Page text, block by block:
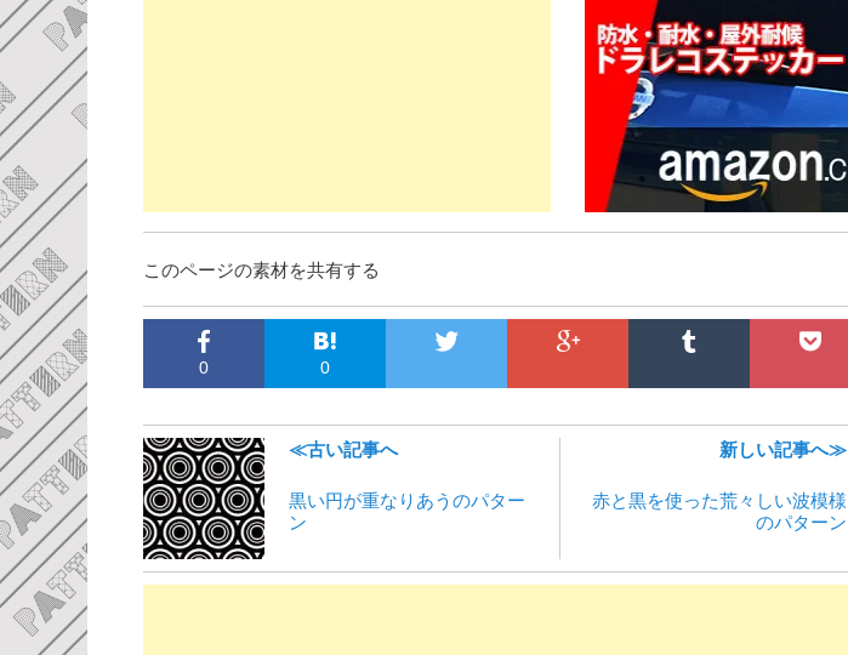
このページの素材を共有する
0 0
≪古い記事へ
黒い円が重なりあうのパター
ン
新しい記事へ≫
赤と黒を使った荒々しい波模様
のパターン